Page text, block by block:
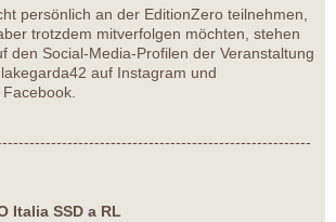
persönlich an der EditionZero teilnehmen,
trotzdem mitverfolgen möchten, stehen
den Social-Media-Profilen der Veranstaltung
auf Instagram und
Italia SSD a RL